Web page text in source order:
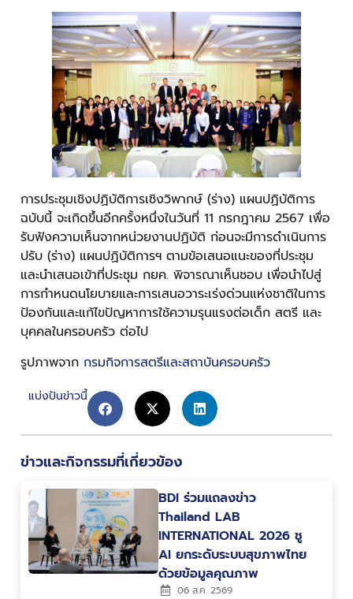
การประชุมเชิงปฏิบัติการเชิงวิพากษ์ (ร่าง) แผนปฏิบัติการ
ฉบับนี้ จะเกิดขึ้นอีกครั้งหนึ่งในวันที่ 11 กรกฎาคม 2567 เพื่อ
รับฟังความเห็นจากหน่วยงานปฏิบัติ ก่อนจะมีการดำเนินการ
ปรับ (ร่าง) แผนปฏิบัติการฯ ตามข้อเสนอแนะของที่ประชุม
และนำเสนอเข้าที่ประชุม กยค. พิจารณาเห็นชอบ เพื่อนำไปสู่
การกำหนดนโยบายและการเสนอวาระเร่งด่วนแห่งชาติในการ
ป้องกันและแก้ไขปัญหาการใช้ความรุนแรงต่อเด็ก สตรี และ
บุคคลในครอบครัว ต่อไป
รูปภาพจาก กรมกิจการสตรีและสถาบันครอบครัว
แบ่งปันข่าวนี้
ข่าวและกิจกรรมที่เกี่ยวข้อง
BDI ร่วมแถลงข่าว
Thailand LAB
INTERNATIONAL 2026 ชู
AI ยกระดับระบบสุขภาพไทย
ด้วยข้อมูลคุณภาพ
06 ส.ค. 2569